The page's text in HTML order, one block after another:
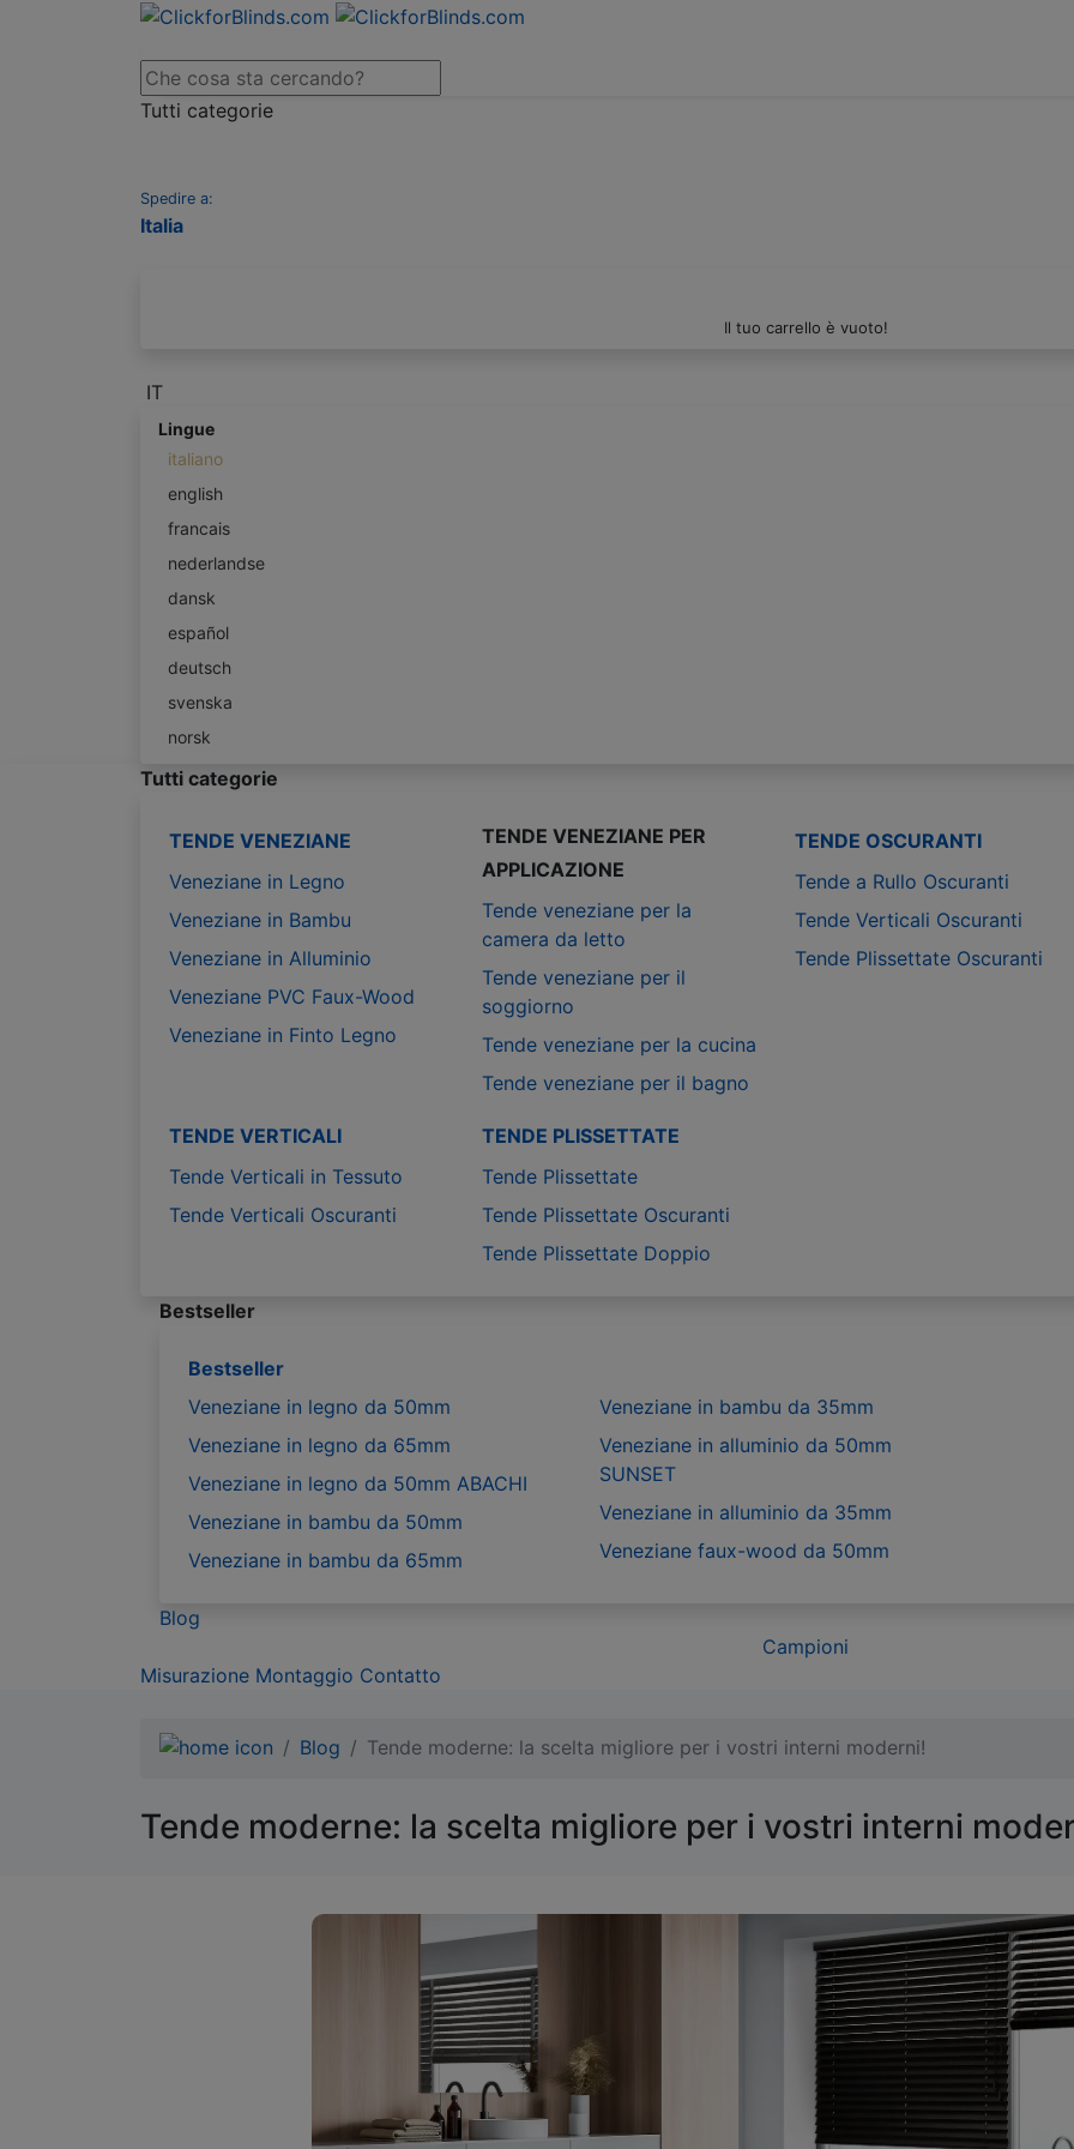
Tutti categorie
Spedire a:
Italia
Il tuo carrello è vuoto!
IT
Lingue
italiano
english
francais
nederlandse
dansk
español
deutsch
svenska
norsk
Tutti categorie
TENDE VENEZIANE
Veneziane in Legno
Veneziane in Bambu
Veneziane in Alluminio
Veneziane PVC Faux-Wood
Veneziane in Finto Legno
TENDE VENEZIANE PER
APPLICAZIONE
Tende veneziane per la
camera da letto
Tende veneziane per il
soggiorno
Tende veneziane per la cucina
Tende veneziane per il bagno
TENDE OSCURANTI
Tende a Rullo Oscuranti
Tende Verticali Oscuranti
Tende Plissettate Oscuranti
TENDE VERTICALI
Tende Verticali in Tessuto
Tende Verticali Oscuranti
TENDE PLISSETTATE
Tende Plissettate
Tende Plissettate Oscuranti
Tende Plissettate Doppio
Bestseller
Bestseller
Veneziane in legno da 50mm
Veneziane in legno da 65mm
Veneziane in legno da 50mm ABACHI
Veneziane in bambu da 50mm
Veneziane in bambu da 65mm
Veneziane in bambu da 35mm
Veneziane in alluminio da 50mm
SUNSET
Veneziane in alluminio da 35mm
Veneziane faux-wood da 50mm
Blog
Campioni
Misurazione Montaggio Contatto
Blog Tende moderne: la scelta migliore per i vostri interni moderni!
Tende moderne: la scelta migliore per i vostri interni